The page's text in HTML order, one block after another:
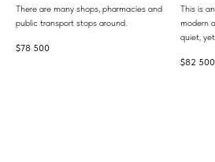
There are many shops, pharmacies and
public transport stops around.
$78 500
This is
modern
quiet,
$82 500